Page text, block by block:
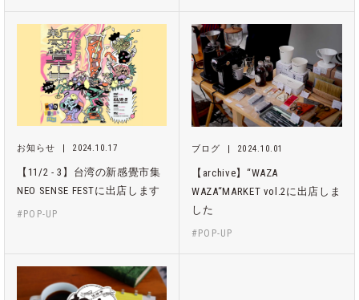
お知らせ 2024.10.17
【11/2 - 3】台湾の新感覺市集
NEO SENSE FESTに出店します
#POP-UP
ブログ 2024.10.01
【archive】“WAZA
WAZA“MARKET vol.2に出店しま
した
#POP-UP